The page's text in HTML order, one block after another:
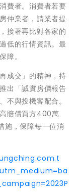
費者。消費者若要
仲業者，請業者提
接著再比對各家的
低的行情資訊。最
障。
成交」的精神，持
出「誠實房價報告
不與投機客配合。
賠償買方400萬
施，保障每一位消